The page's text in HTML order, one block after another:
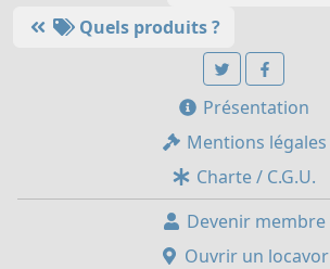
Quels produits ?
Présentation
Mentions légales
Charte / C.G.U.
Devenir membre
Ouvrir un locavor